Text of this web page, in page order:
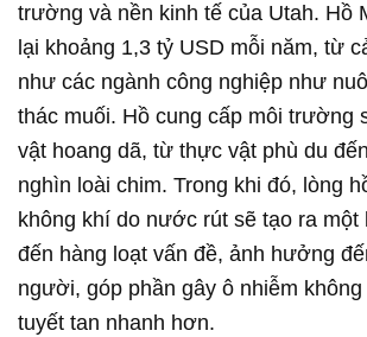
trường và nền kinh tế của Utah. Hồ
lại khoảng 1,3 tỷ USD mỗi năm, từ
như các ngành công nghiệp như
thác muối. Hồ cung cấp môi trường
vật hoang dã, từ thực vật phù du
nghìn loài chim. Trong khi đó, lòng
không khí do nước rút sẽ tạo ra một
đến hàng loạt vấn đề, ảnh hưởng
người, góp phần gây ô nhiễm
tuyết tan nhanh hơn.